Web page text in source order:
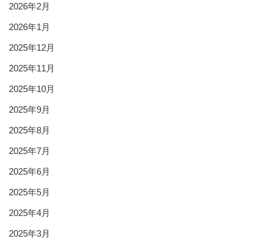
2026年2月
2026年1月
2025年12月
2025年11月
2025年10月
2025年9月
2025年8月
2025年7月
2025年6月
2025年5月
2025年4月
2025年3月